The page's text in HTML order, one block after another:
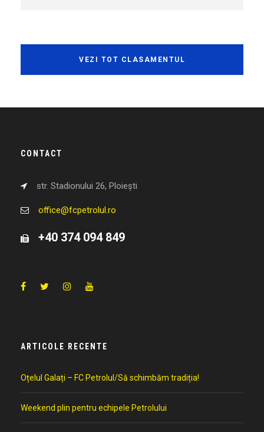
VEZI TOT CLASAMENTUL
CONTACT
str. Stadionului 26, Ploiești
office@fcpetrolul.ro
+40 374 094 849
ARTICOLE RECENTE
Oțelul Galați – FC Petrolul/Să schimbăm tradiția!
Weekend plin pentru echipele Petrolului